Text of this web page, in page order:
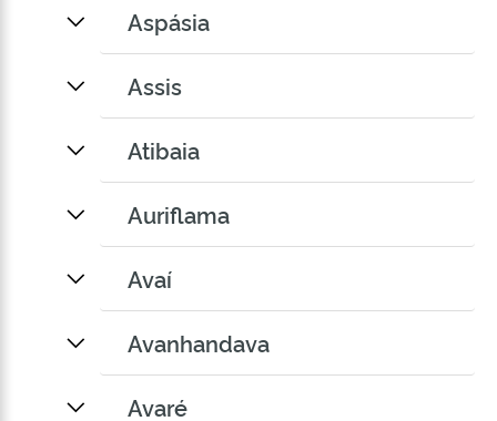
Aspásia
Assis
Atibaia
Auriflama
Avaí
Avanhandava
Avaré